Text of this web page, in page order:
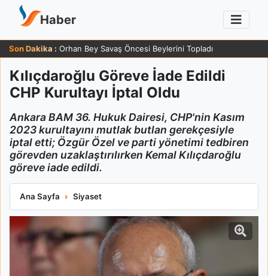
Haber
Son Dakika : Orhan Bey Savaş Öncesi Beylerini Topladı
Kılıçdaroğlu Göreve İade Edildi
CHP Kurultayı İptal Oldu
Ankara BAM 36. Hukuk Dairesi, CHP'nin Kasım
2023 kurultayını mutlak butlan gerekçesiyle
iptal etti; Özgür Özel ve parti yönetimi tedbiren
görevden uzaklaştırılırken Kemal Kılıçdaroğlu
göreve iade edildi.
Ana Sayfa Siyaset
Kılıçdaroğlu Göreve İade Edildi CHP Kurultayı İptal Oldu